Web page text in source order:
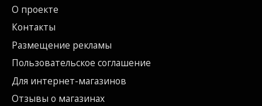
О проекте
Контакты
Размещение рекламы
Пользовательское соглашение
Для интернет-магазинов
Отзывы о магазинах